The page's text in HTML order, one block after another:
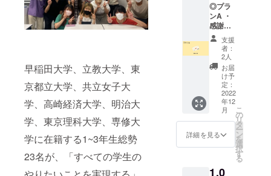
早稲田大学、立教大学、東
京都立大学、共立女子大
学、高崎経済大学、明治大
学、東京理科大学、専修大
学に在籍する1~3年生総勢
23名が、「すべての学生の
◎プラ
ンA ・
感謝の
メール
送付
※2022
年11月
末にリ
ターン
品の発
送を開
始いた
しま
す。 ※
コース
によっ
し込み
支援
者：
2人
お届
け予
定：
2022
年12
月
詳細を見る
こ
の
リ
タ
ー
ン
を
選
択
す
る
1,0